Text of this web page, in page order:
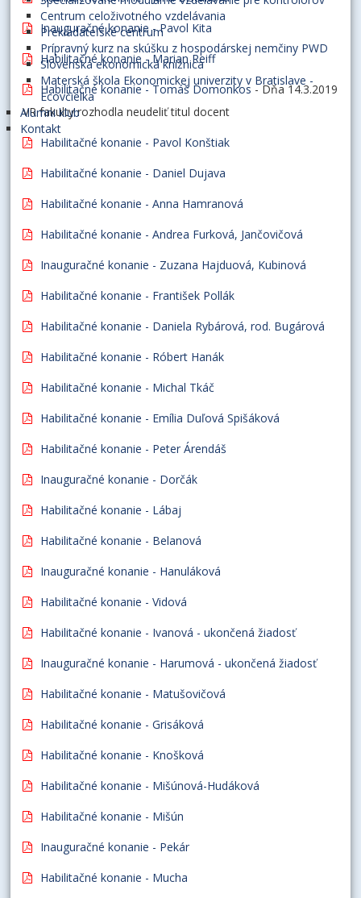
Centrum celoživotného vzdelávania
Prekladateľské centrum
Prípravný kurz na skúšku z hospodárskej nemčiny PWD
Slovenská ekonomická knižnica
Materská škola Ekonomickej univerzity v Bratislave -
Ecovčielka
Alumni klub
Kontakt
Inauguračné konanie - Pavol Kita
Habilitačné konanie - Marian Reiff
Habilitačné konanie - Tomáš Domonkos - Dňa 14.3.2019
VR fakulty rozhodla neudeliť titul docent
Habilitačné konanie - Pavol Konštiak
Habilitačné konanie - Daniel Dujava
Habilitačné konanie - Anna Hamranová
Habilitačné konanie - Andrea Furková, Jančovičová
Inauguračné konanie - Zuzana Hajduová, Kubinová
Habilitačné konanie - František Pollák
Habilitačné konanie - Daniela Rybárová, rod. Bugárová
Habilitačné konanie - Róbert Hanák
Habilitačné konanie - Michal Tkáč
Habilitačné konanie - Emília Duľová Spišáková
Habilitačné konanie - Peter Árendáš
Inauguračné konanie - Dorčák
Habilitačné konanie - Lábaj
Habilitačné konanie - Belanová
Inauguračné konanie - Hanuláková
Habilitačné konanie - Vidová
Habilitačné konanie - Ivanová - ukončená žiadosť
Inauguračné konanie - Harumová - ukončená žiadosť
Habilitačné konanie - Matušovičová
Habilitačné konanie - Grisáková
Habilitačné konanie - Knošková
Habilitačné konanie - Mišúnová-Hudáková
Habilitačné konanie - Mišún
Inauguračné konanie - Pekár
Habilitačné konanie - Mucha